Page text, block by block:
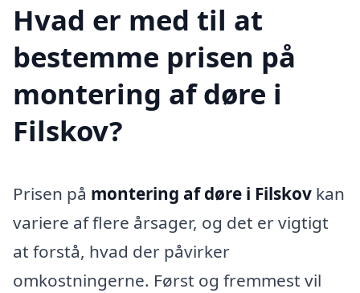
Hvad er med til at
bestemme prisen på
montering af døre i
Filskov?
Prisen på montering af døre i Filskov kan
variere af flere årsager, og det er vigtigt
at forstå, hvad der påvirker
omkostningerne. Først og fremmest vil